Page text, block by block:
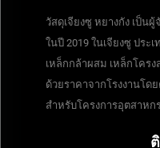
วัสดุเจียงซู หยางกัง เป็น
ในปี 2019 ในเจียงซู ประ
เหล็กกล้าผสม เหล็กโคร
ด้วยราคาจากโรงงานโดย
สำหรับโครงการอุตสาห